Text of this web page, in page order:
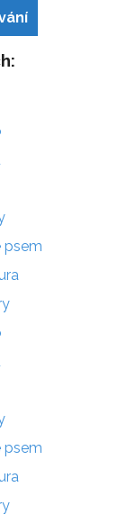
psem
psem